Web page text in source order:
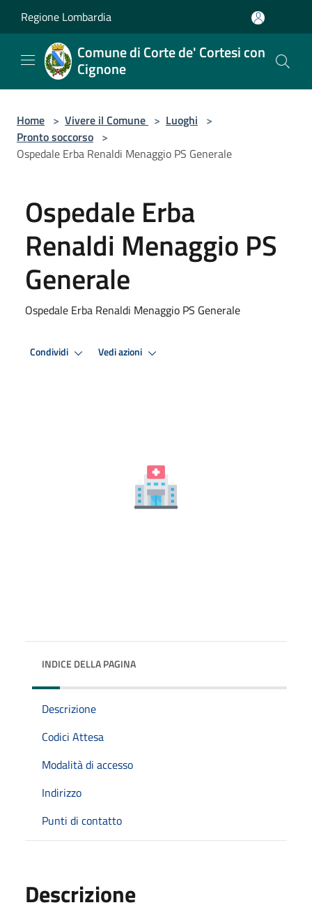
Regione Lombardia
Comune di Corte de' Cortesi con
Cignone
Home > Vivere il Comune > Luoghi >
Pronto soccorso >
Ospedale Erba Renaldi Menaggio PS Generale
Ospedale Erba
Renaldi Menaggio PS
Generale
Ospedale Erba Renaldi Menaggio PS Generale
Condividi Vedi azioni
INDICE DELLA PAGINA
Descrizione
Codici Attesa
Modalità di accesso
Indirizzo
Punti di contatto
Descrizione